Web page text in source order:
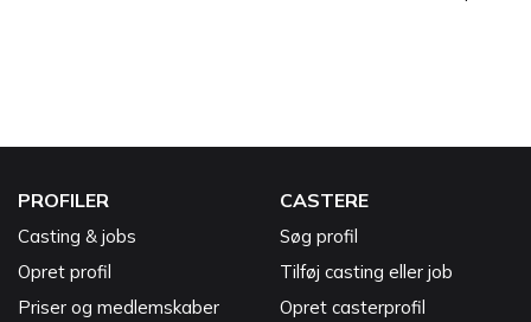
PROFILER
Casting & jobs
Opret profil
Priser og medlemskaber
CASTERE
Søg profil
Tilføj casting eller job
Opret casterprofil